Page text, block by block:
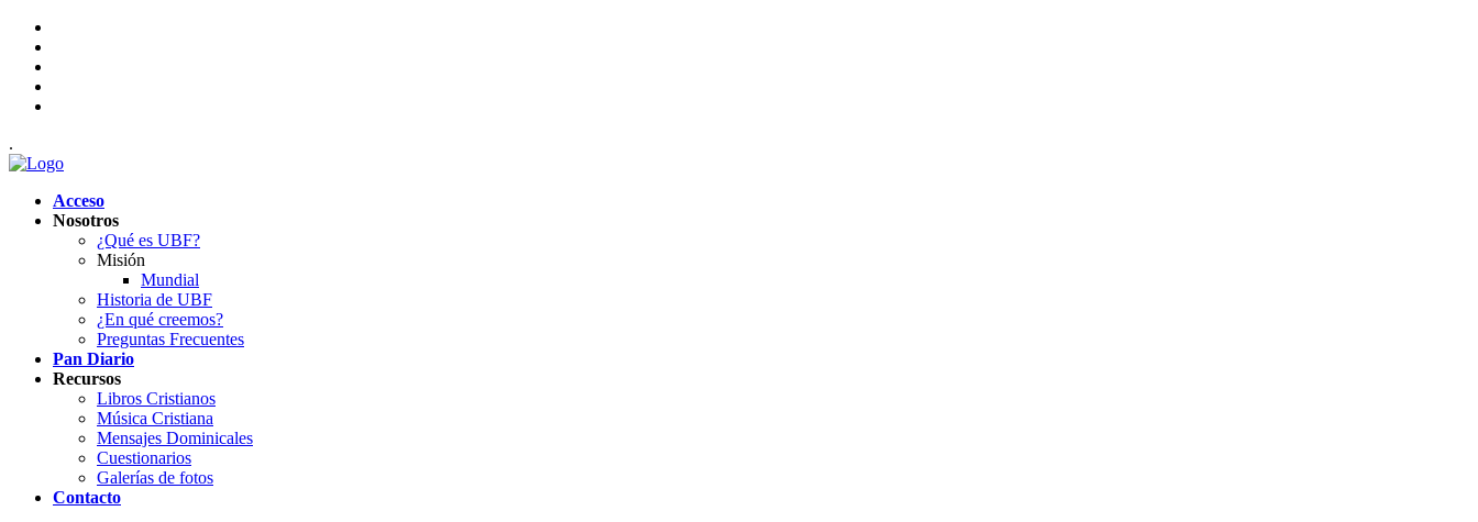
.
Acceso
Nosotros
¿Qué es UBF?
Misión
Mundial
Historia de UBF
¿En qué creemos?
Preguntas Frecuentes
Pan Diario
Recursos
Libros Cristianos
Música Cristiana
Mensajes Dominicales
Cuestionarios
Galerías de fotos
Contacto